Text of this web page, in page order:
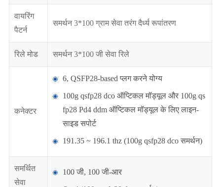
वायरिंग
पैटर्न
समर्थन 3*100 ग्राम सेवा तरंग दैर्ध्य रूपांतरण
रिले मोड समर्थन 3*100 जी सेवा रिले
कनेक्टर
6, QSFP28-based प्लग करने योग्य
100g qsfp28 dco ऑप्टिकल मॉड्यूल और 100g qs
fp28 Pd4 ddm ऑप्टिकल मॉड्यूल के लिए लाइन-
साइड सपोर्ट
191.35 ~ 196.1 thz (100g qsfp28 dco समर्थन)
समर्थित
सेवा
100 जी, 100 जी-आर